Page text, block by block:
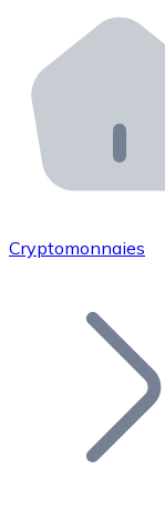
Intégrez un
API Bitnovo
Intégrez
Rejoignez
Ajoutez le
Cryptomonnaies